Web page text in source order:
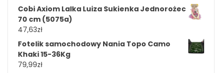
Cobi Axiom Lalka Luiza Sukienka Jednorożec
70 cm (5075a)
47,63zł
Fotelik samochodowy Nania Topo Camo
Khaki 15-36Kg
79,99zł